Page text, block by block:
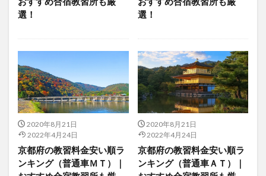
選！
選！
2020年8月21日
2022年4月24日
京都府の教習料金安い順ラ
ンキング（普通車ＭＴ）｜
2020年8月21日
2022年4月24日
京都府の教習料金安い順ラ
ンキング（普通車ＡＴ）｜